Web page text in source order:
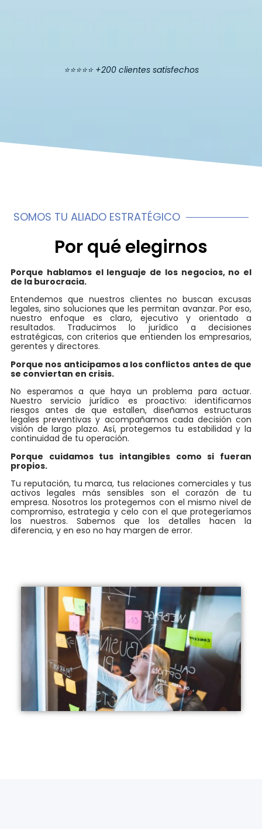
⭐️⭐️⭐️⭐️⭐️ +200 clientes satisfechos
SOMOS TU ALIADO ESTRATÉGICO
Por qué elegirnos
Porque hablamos el lenguaje de los negocios, no el
de la burocracia.
Entendemos que nuestros clientes no buscan excusas
legales, sino soluciones que les permitan avanzar. Por eso,
nuestro enfoque es claro, ejecutivo y orientado a
resultados. Traducimos lo jurídico a decisiones
estratégicas, con criterios que entienden los empresarios,
gerentes y directores.
Porque nos anticipamos a los conflictos antes de que
se conviertan en crisis.
No esperamos a que haya un problema para actuar.
Nuestro servicio jurídico es proactivo: identificamos
riesgos antes de que estallen, diseñamos estructuras
legales preventivas y acompañamos cada decisión con
visión de largo plazo. Así, protegemos tu estabilidad y la
continuidad de tu operación.
Porque cuidamos tus intangibles como si fueran
propios.
Tu reputación, tu marca, tus relaciones comerciales y tus
activos legales más sensibles son el corazón de tu
empresa. Nosotros los protegemos con el mismo nivel de
compromiso, estrategia y celo con el que protegeríamos
los nuestros. Sabemos que los detalles hacen la
diferencia, y en eso no hay margen de error.